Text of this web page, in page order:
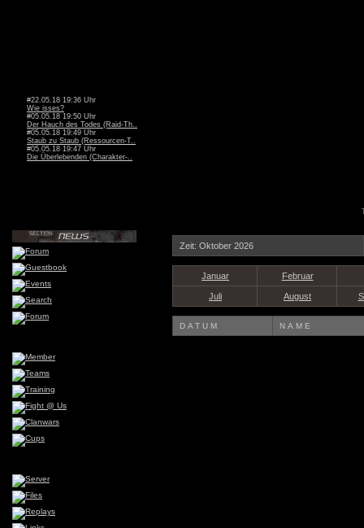
#22.05.18 19:36 Uhr
Wie isses?
#05.05.18 19:50 Uhr
Der Hauch des Todes (Raid-Th..
#05.05.18 19:49 Uhr
Staub zu Staub (Ressourcen-T..
#05.05.18 19:47 Uhr
Die Überlebenden (Charakter-..
Zeit: Oktober 2026
Januar Februar
Juli August
DATUM NAME